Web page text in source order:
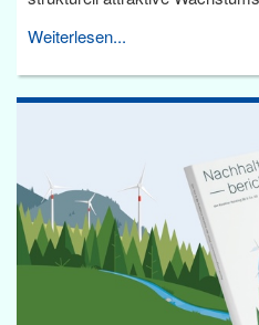
Weiterlesen...